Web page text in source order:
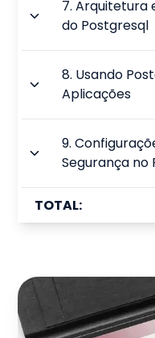
7.Arquitetura
do Postgresql
8. Usando
Aplicações
9.
Segurança no
TOTAL: